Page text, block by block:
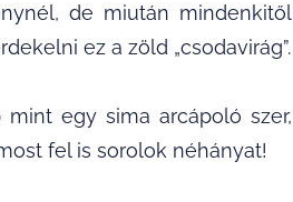
de miután mindenkitől
ez a zöld „csodavirág”.
egy sima arcápoló szer,
fel is sorolok néhányat!